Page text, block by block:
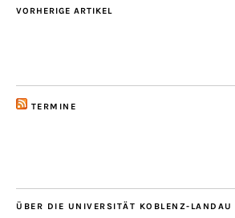
VORHERIGE ARTIKEL
TERMINE
ÜBER DIE UNIVERSITÄT KOBLENZ-LANDAU